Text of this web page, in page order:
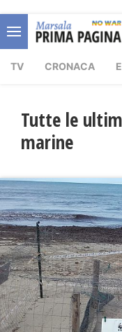
TV CRONACA
Tutte le
marine